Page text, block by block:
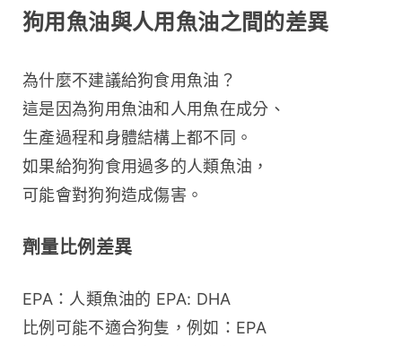
狗用魚油與人用魚油之間的差異
為什麼不建議給狗食用魚油？
這是因為狗用魚油和人用魚在成分、
生產過程和身體結構上都不同。
如果給狗狗食用過多的人類魚油，
可能會對狗狗造成傷害。
劑量比例差異
EPA：人類魚油的 EPA: DHA
比例可能不適合狗隻，例如：EPA